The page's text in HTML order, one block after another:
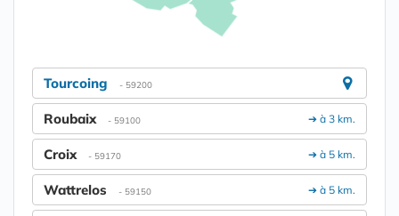
Tourcoing - 59200
➔ à 3 km.
Roubaix - 59100
➔ à 5 km.
Croix - 59170
➔ à 5 km.
Wattrelos - 59150